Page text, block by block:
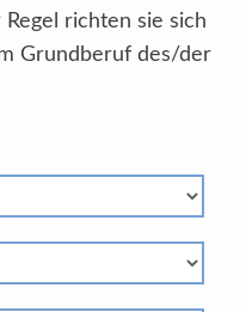
richten sie sich
Grundberuf des/der